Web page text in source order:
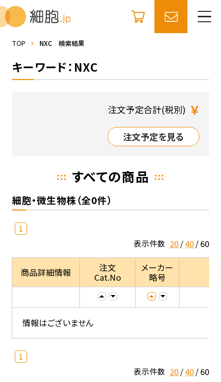
TOP NXC 検索結果
キーワード：NXC
注文予定合計(税別) ￥
注文予定を見る
すべての商品
細胞・微生物株（全0件）
1
表示件数 20 40 60
商品詳細情報
注文
Cat.No
メーカー
略号
情報はございません
1
表示件数 20 40 60